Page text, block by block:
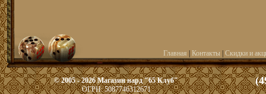
Главная Контакты| Скидки и
© 2005 - 2026 Магазин нард "65 Клуб"
ОГРН: 5087746312671